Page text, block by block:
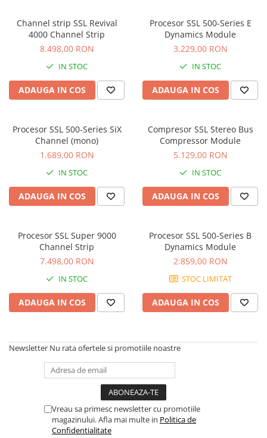
Case-uri de microfoane
Microfoane de broadcast
Microfoane de instrumente
Microfoane de masurare si
calibrare
Microfoane de studio
Microfoane de voce si live
Microfoane lavaliera si headset
Microfoane podcast, USB, iOS /
Microfoane pt Camere Video
Microfoane pt instalatii si
Microfoane Ribbon
Microfoane stereo
Microfoane Suspendabile
Microfoane wireless si sisteme
Stative de microfon
Studio si inregistrari
Accesorii de rack
Clape MIDI
Controllere MIDI - USB DAW
Controllere monitoare de studio
Convertoare AD/DA
Channel strip SSL Revival
4000 Channel Strip
8.498,00 RON
IN STOC
ADAUGA IN COS
Procesor SSL 500-Series E
Dynamics Module
3.229,00 RON
IN STOC
ADAUGA IN COS
Procesor SSL 500-Series SiX
Channel (mono)
1.689,00 RON
IN STOC
ADAUGA IN COS
Compresor SSL Stereo Bus
Compressor Module
5.129,00 RON
IN STOC
ADAUGA IN COS
Procesor SSL Super 9000
Channel Strip
7.498,00 RON
IN STOC
ADAUGA IN COS
Procesor SSL 500-Series B
Dynamics Module
2.859,00 RON
STOC LIMITAT
ADAUGA IN COS
Newsletter Nu rata ofertele si promotiile noastre
Vreau sa primesc newsletter cu promotiile
magazinului. Afla mai multe in Politica de
Confidentialitate